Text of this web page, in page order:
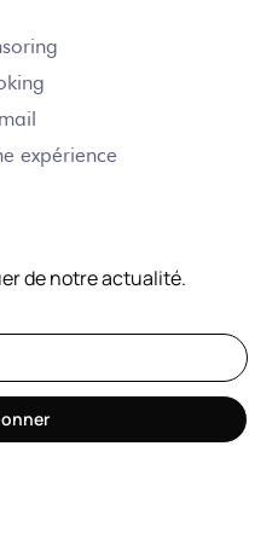
expérience
de notre actualité.